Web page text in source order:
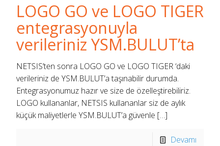
LOGO GO ve LOGO TIGER
entegrasyonuyla
verileriniz YSM.BULUT’ta
NETSIS’ten sonra LOGO GO ve LOGO TIGER ‘daki
verileriniz de YSM.BULUT’a taşınabilir durumda.
Entegrasyonumuz hazır ve size de özelleştirebiliriz.
LOGO kullananlar, NETSIS kullananlar siz de aylık
küçük maliyetlerle YSM.BULUT’a güvenle […]
Devamı